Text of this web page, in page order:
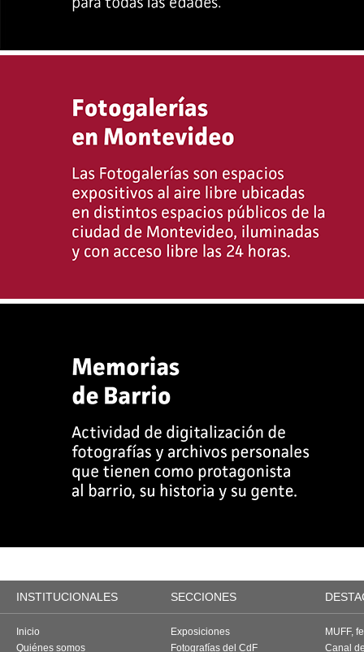
INSTITUCIONALES SECCIONES
Inicio
Quiénes somos
Exposiciones
Fotografías del CdF
MUFF,
Canal